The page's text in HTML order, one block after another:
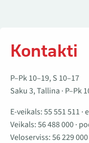
Kontakti
P–Pk 10–19, S 10–17
Saku 3, Tallina · P–Pk
E-veikals:55 551 511 ·
Veikals:56 488 000·
Veloserviss:56 229 000